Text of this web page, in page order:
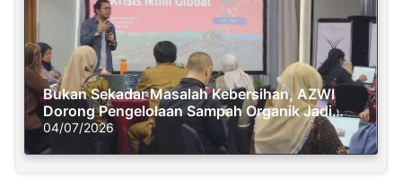
Bukan Sekadar Masalah Kebersihan, AZWI
Dorong Pengelolaan Sampah Organik Jadi
Solusi Krisis Iklim
04/07/2026